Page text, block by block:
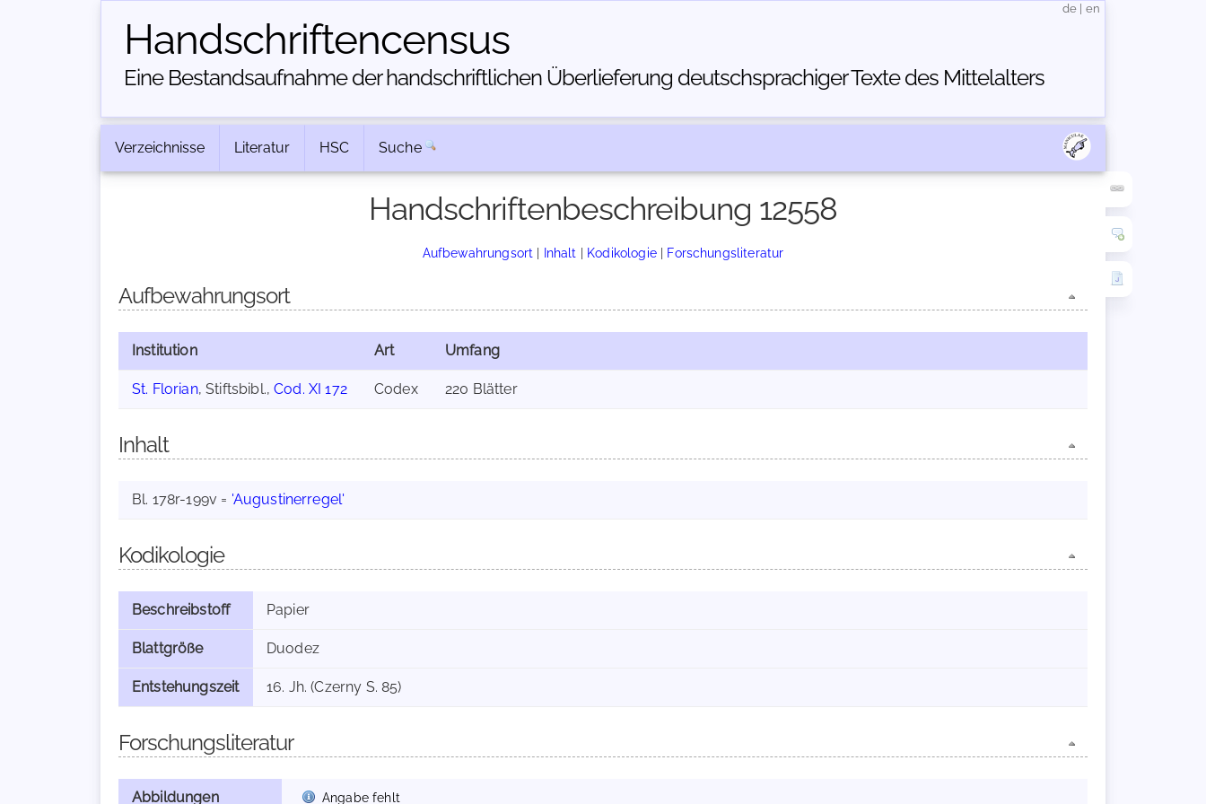
Handschriften­census
Eine Bestandsaufnahme der handschriftlichen Über­lieferung deutschsprachiger Texte des Mittelalters
de en
Verzeichnisse Literatur HSC Suche
Handschriftenbeschreibung 12558
Aufbewahrungsort | Inhalt | Kodikologie| Forschungsliteratur
Aufbewahrungsort
Institution Art Umfang
St. Florian, Stiftsbibl.,Cod. XI 172 Codex 220 Blätter
Inhalt
Bl. 178r-199v = 'Augustinerregel'
Kodikologie
Beschreibstoff Papier
Blattgröße Duodez
Entstehungszeit 16. Jh. (Czerny S. 85)
Forschungsliteratur
Abbildungen Angabe fehlt